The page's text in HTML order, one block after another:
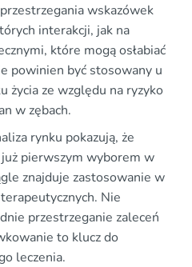
wskazówek
interakcji, jak na
które mogą osłabiać
powinien być stosowany u
życia ze względu na ryzyko
w zębach.
rynku pokazują, że
pierwszym wyborem w
znajduje zastosowanie w
Nie
przestrzeganie zaleceń
to klucz do
leczenia.